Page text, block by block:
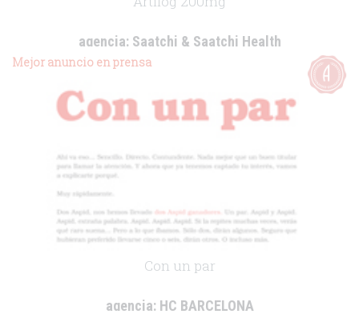
agencia:Saatchi & Saatchi Health
cliente:
Mejor anuncio en prensa
Con un par
agencia:HC BARCELONA